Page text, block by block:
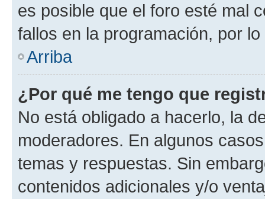
es posible que el foro esté mal
fallos en la programación, por
Arriba
¿Por qué me tengo que
No está obligado a hacerlo, la
moderadores. En algunos
temas y respuestas. Sin
contenidos adicionales y/o